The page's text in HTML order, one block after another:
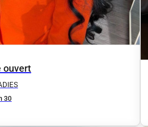
ouvert
30